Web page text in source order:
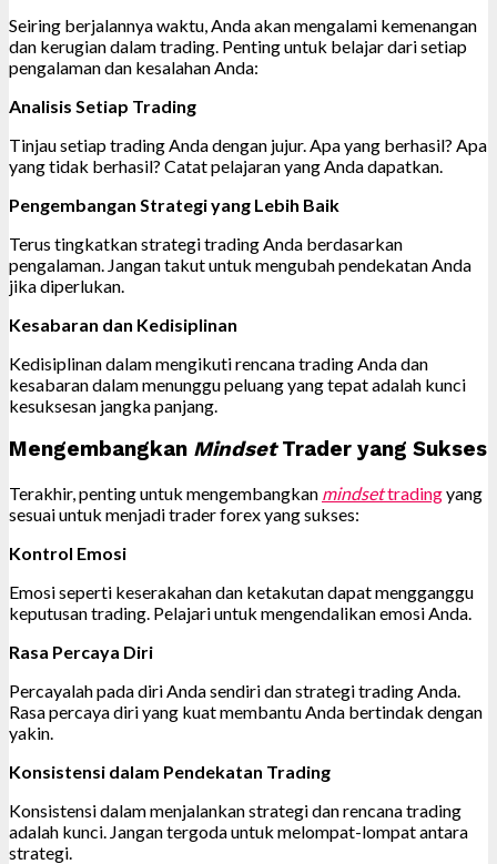
Seiring berjalannya waktu, Anda akan mengalami kemenangan
dan kerugian dalam trading. Penting untuk belajar dari setiap
pengalaman dan kesalahan Anda:
Analisis Setiap Trading
Tinjau setiap trading Anda dengan jujur. Apa yang berhasil? Apa
yang tidak berhasil? Catat pelajaran yang Anda dapatkan.
Pengembangan Strategi yang Lebih Baik
Terus tingkatkan strategi trading Anda berdasarkan
pengalaman. Jangan takut untuk mengubah pendekatan Anda
jika diperlukan.
Kesabaran dan Kedisiplinan
Kedisiplinan dalam mengikuti rencana trading Anda dan
kesabaran dalam menunggu peluang yang tepat adalah kunci
kesuksesan jangka panjang.
Mengembangkan MindsetTrader yang Sukses
Terakhir, penting untuk mengembangkan mindsettradingyang
sesuai untuk menjadi trader forex yang sukses:
Kontrol Emosi
Emosi seperti keserakahan dan ketakutan dapat mengganggu
keputusan trading. Pelajari untuk mengendalikan emosi Anda.
Rasa Percaya Diri
Percayalah pada diri Anda sendiri dan strategi trading Anda.
Rasa percaya diri yang kuat membantu Anda bertindak dengan
yakin.
Konsistensi dalam Pendekatan Trading
Konsistensi dalam menjalankan strategi dan rencana trading
adalah kunci. Jangan tergoda untuk melompat-lompat antara
strategi.